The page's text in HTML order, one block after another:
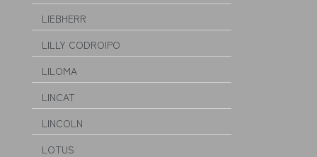
LIEBHERR
LILLY CODROIPO
LILOMA
LINCAT
LINCOLN
LOTUS